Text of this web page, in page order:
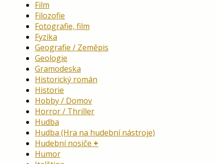
Film
Filozofie
Fotografie, film
Fyzika
Geografie / Zeměpis
Geologie
Gramodeska
Historický román
Historie
Hobby / Domov
Horror / Thriller
Hudba
Hudba (Hra na hudební nástroje)
Hudební nosiče
Humor